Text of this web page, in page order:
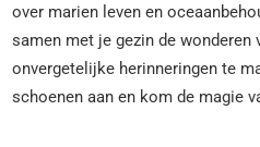
over marien leven en
samen met je gezin de wonderen
onvergetelijke herinneringen te
schoenen aan en kom de magie